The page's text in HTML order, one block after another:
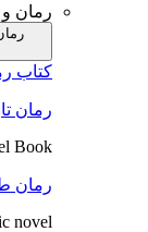
رمان و
کتاب
رمان
Book
رمان
novel